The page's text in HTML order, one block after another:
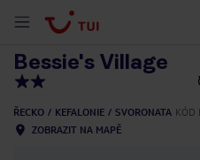
Bessie's Village
ŘECKO KEFALONIE SVORONATA KÓD
ZOBRAZIT NA MAPĚ